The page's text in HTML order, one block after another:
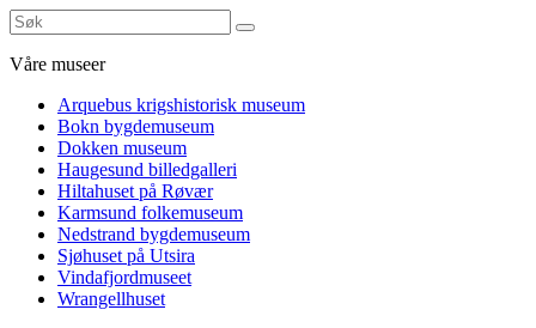
Våre museer
Arquebus krigshistorisk museum
Bokn bygdemuseum
Dokken museum
Haugesund billedgalleri
Hiltahuset på Røvær
Karmsund folkemuseum
Nedstrand bygdemuseum
Sjøhuset på Utsira
Vindafjordmuseet
Wrangellhuset